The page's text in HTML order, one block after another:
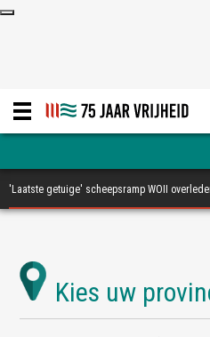
'Laatste getuige' scheepsramp WOII